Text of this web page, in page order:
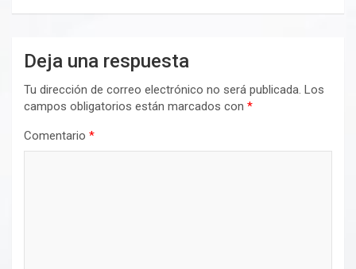
Deja una respuesta
Tu dirección de correo electrónico no será publicada. Los
campos obligatorios están marcados con *
Comentario *